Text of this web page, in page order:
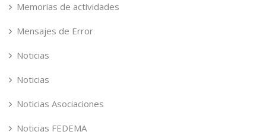
Memorias de actividades
Mensajes de Error
Noticias
Noticias
Noticias Asociaciones
Noticias FEDEMA